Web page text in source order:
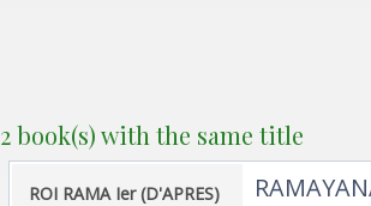
2 book(s) with the same title
‎ROI RAMA Ier (D'APRES)‎